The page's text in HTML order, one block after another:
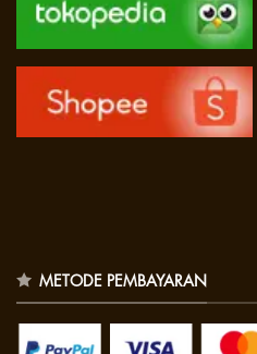
METODE PEMBAYARAN